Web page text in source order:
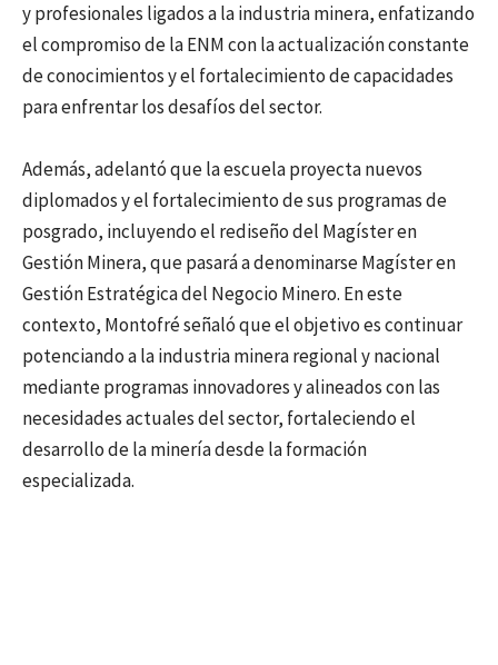
y profesionales ligados a la industria minera, enfatizando
el compromiso de la ENM con la actualización constante
de conocimientos y el fortalecimiento de capacidades
para enfrentar los desafíos del sector.
Además, adelantó que la escuela proyecta nuevos
diplomados y el fortalecimiento de sus programas de
posgrado, incluyendo el rediseño del Magíster en
Gestión Minera, que pasará a denominarse Magíster en
Gestión Estratégica del Negocio Minero. En este
contexto, Montofré señaló que el objetivo es continuar
potenciando a la industria minera regional y nacional
mediante programas innovadores y alineados con las
necesidades actuales del sector, fortaleciendo el
desarrollo de la minería desde la formación
especializada.